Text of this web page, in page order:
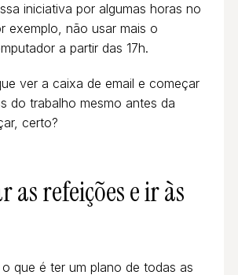
iniciativa por algumas horas no
exemplo, não usar mais o
a partir das 17h.
ver a caixa de email e começar
do trabalho mesmo antes da
certo?
as refeições e ir às
que é ter um plano de todas as